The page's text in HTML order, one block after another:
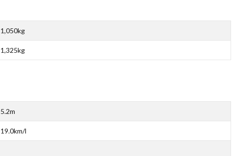
1,050kg
1,325kg
5.2m
19.0km/l